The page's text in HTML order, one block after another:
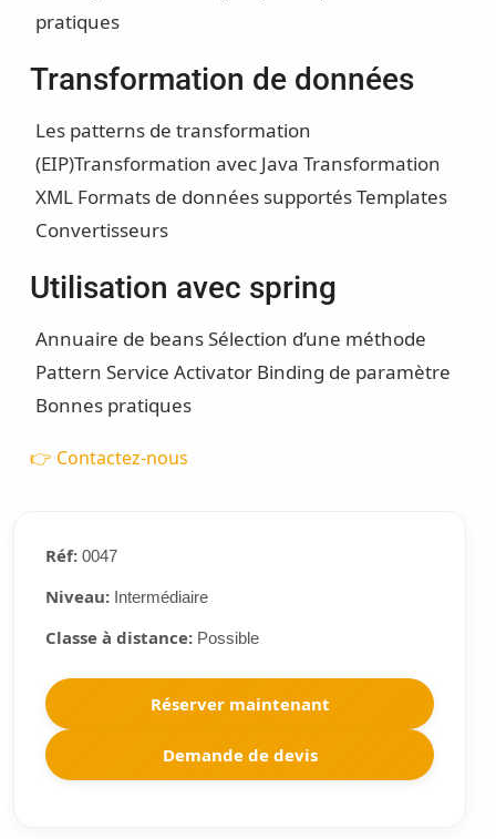
pratiques
Transformation de données
Les patterns de transformation
(EIP)Transformation avec Java Transformation
XML Formats de données supportésTemplates
Convertisseurs
Utilisation avec spring
Annuaire de beansSélection d’une méthode
Pattern Service Activator Binding de paramètre
Bonnes pratiques
👉 Contactez-nous
Réf:0047
Niveau:Intermédiaire
Classe à distance:Possible
Réserver maintenant
Demande de devis